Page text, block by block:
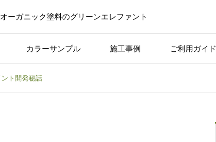
ーガニック塗料のグリーンエレファント
カラーサンプル 施工事例 ご利用ガイド
コラム一覧
ト開発秘話